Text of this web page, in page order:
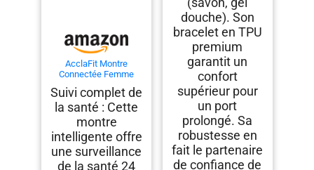
AcclaFit Montre
Connectée Femme
Bluetooth, Smartwatch
Ronde 1,38" avec 147+
Modes Sportifs,
Cardiofréquencemètre,
Sommeil, IP68
Étanchéite, Compatible
avec Android iOS
Suivi complet de
la santé : Cette
montre
intelligente offre
une surveillance
de la santé 24
douche). Son
bracelet en TPU
premium
garantit un
confort
supérieur pour
un port
prolongé. Sa
robustesse en
fait le partenaire
de confiance de